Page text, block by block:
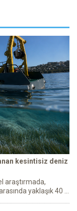
kesintisiz deniz
araştırmada,
yaklaşık 40 ...